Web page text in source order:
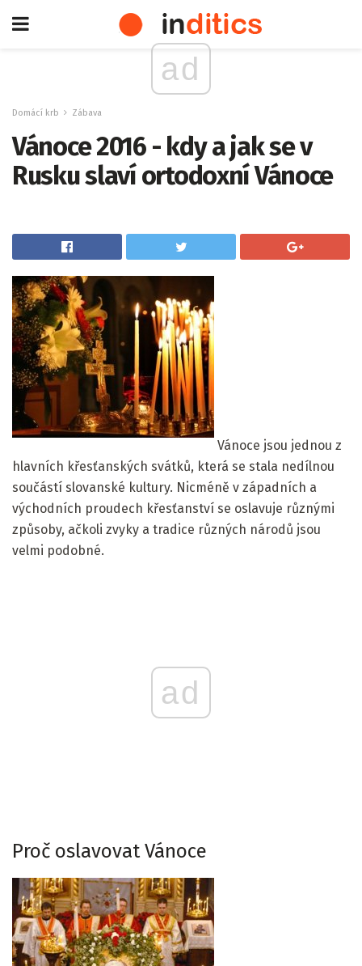
ad
Domácí krb Zábava
Vánoce 2016 - kdy a jak se v
Rusku slaví ortodoxní Vánoce
Vánoce jsou jednou z
hlavních křesťanských svátků, která se stala nedílnou
součástí slovanské kultury. Nicméně v západních a
východních proudech křesťanství se oslavuje různými
způsoby, ačkoli zvyky a tradice různých národů jsou
velmi podobné.
ad
Proč oslavovat Vánoce